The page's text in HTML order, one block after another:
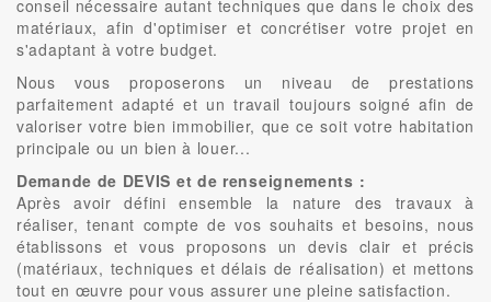
conseil nécessaire autant techniques que dans le choix des
matériaux, afin d'optimiser et concrétiser votre projet en
s'adaptant à votre budget.
Nous vous proposerons un niveau de prestations
parfaitement adapté et un travail toujours soigné afin de
valoriser votre bien immobilier, que ce soit votre habitation
principale ou un bien à louer...
Demande de DEVIS et de renseignements :
Après avoir défini ensemble la nature des travaux à
réaliser, tenant compte de vos souhaits et besoins, nous
établissons et vous proposons un devis clair et précis
(matériaux, techniques et délais de réalisation) et mettons
tout en œuvre pour vous assurer une pleine satisfaction.